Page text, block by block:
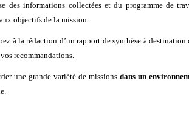
des informations collectées et du programme de
objectifs de la mission.
à la rédaction d’un rapport de synthèse à
recommandations.
une grande variété de missions dans un